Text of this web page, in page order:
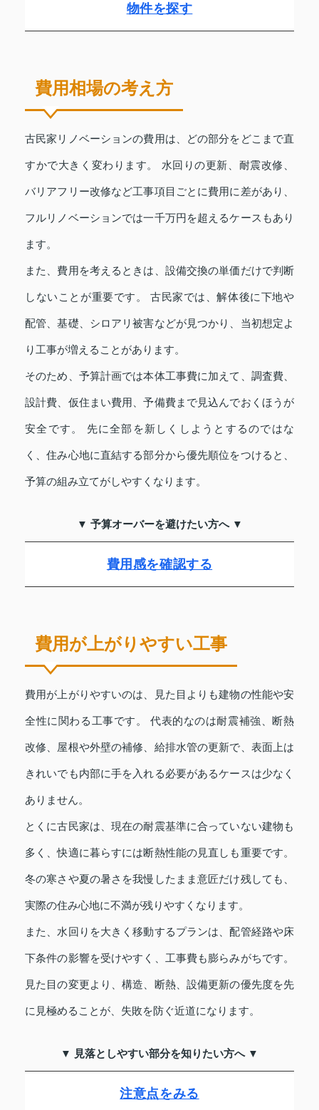
物件を探す
費用相場の考え方
古民家リノベーションの費用は、どの部分をどこまで直
すかで大きく変わります。 水回りの更新、耐震改修、
バリアフリー改修など工事項目ごとに費用に差があり、
フルリノベーションでは一千万円を超えるケースもあり
ます。
また、費用を考えるときは、設備交換の単価だけで判断
しないことが重要です。 古民家では、解体後に下地や
配管、基礎、シロアリ被害などが見つかり、当初想定よ
り工事が増えることがあります。
そのため、予算計画では本体工事費に加えて、調査費、
設計費、仮住まい費用、予備費まで見込んでおくほうが
安全です。 先に全部を新しくしようとするのではな
く、住み心地に直結する部分から優先順位をつけると、
予算の組み立てがしやすくなります。
▼ 予算オーバーを避けたい方へ ▼
費用感を確認する
費用が上がりやすい工事
費用が上がりやすいのは、見た目よりも建物の性能や安
全性に関わる工事です。 代表的なのは耐震補強、断熱
改修、屋根や外壁の補修、給排水管の更新で、表面上は
きれいでも内部に手を入れる必要があるケースは少なく
ありません。
とくに古民家は、現在の耐震基準に合っていない建物も
多く、快適に暮らすには断熱性能の見直しも重要です。
冬の寒さや夏の暑さを我慢したまま意匠だけ残しても、
実際の住み心地に不満が残りやすくなります。
また、水回りを大きく移動するプランは、配管経路や床
下条件の影響を受けやすく、工事費も膨らみがちです。
見た目の変更より、構造、断熱、設備更新の優先度を先
に見極めることが、失敗を防ぐ近道になります。
▼ 見落としやすい部分を知りたい方へ ▼
注意点をみる